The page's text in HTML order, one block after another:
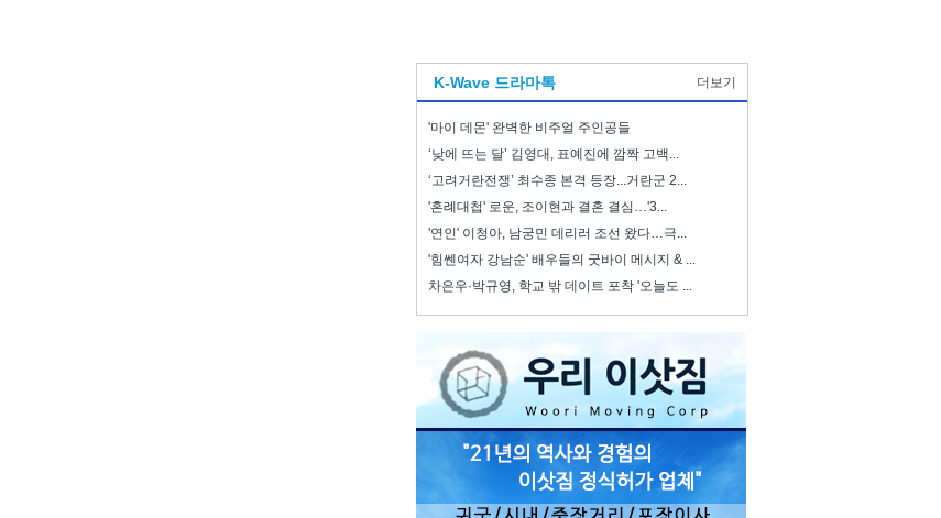
K-Wave 드라마톡 더보기
'마이 데몬' 완벽한 비주얼 주인공들
‘낮에 뜨는 달’ 김영대, 표예진에 깜짝 고백...
‘고려거란전쟁’ 최수종 본격 등장...거란군 2...
'혼례대첩' 로운, 조이현과 결혼 결심…'3...
'연인' 이청아, 남궁민 데리러 조선 왔다…극...
'힘쎈여자 강남순' 배우들의 굿바이 메시지 & ...
차은우·박규영, 학교 밖 데이트 포착 '오늘도 ...